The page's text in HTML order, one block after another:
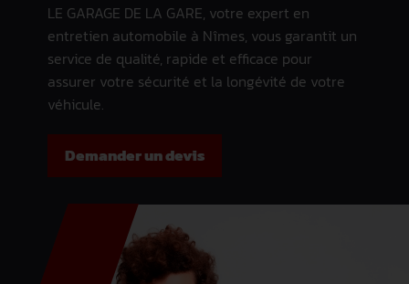
LE GARAGE DE LA GARE, votre expert en
entretien automobile à Nîmes, vous garantit un
service de qualité, rapide et efficace pour
assurer votre sécurité et la longévité de votre
véhicule.
Demander un devis